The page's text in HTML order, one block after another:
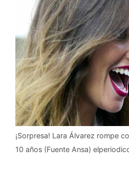
¡Sorpresa! Lara Álvarez rompe
10 años (Fuente Ansa)